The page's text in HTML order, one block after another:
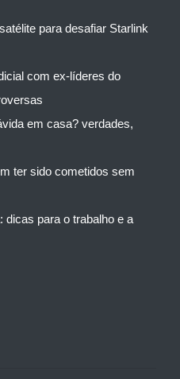
para desafiar Starlink
com ex-líderes do
em casa? verdades,
ter sido cometidos sem
dicas para o trabalho e a